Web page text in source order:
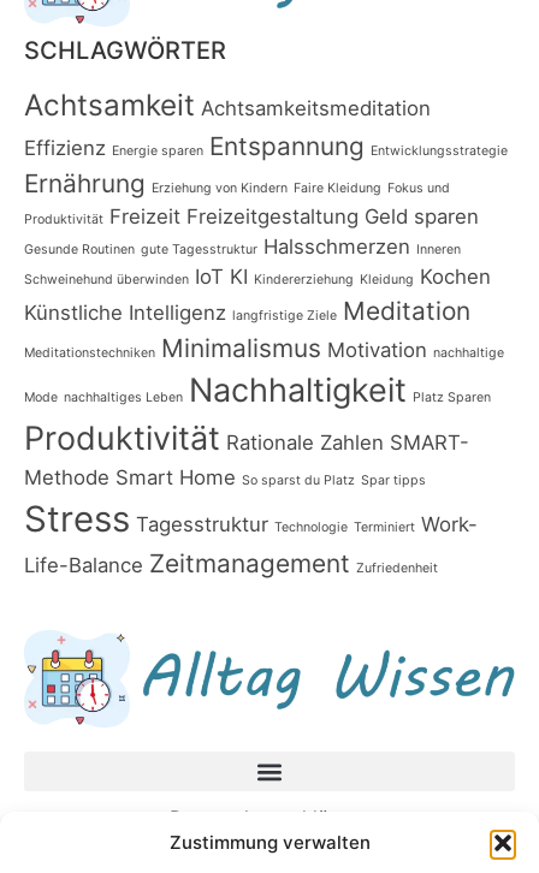
Zustimmung verwalten
SCHLAGWÖRTER
Achtsamkeit Achtsamkeitsmeditation
Effizienz Energie sparen Entspannung Entwicklungsstrategie
Ernährung Erziehung von Kindern Faire Kleidung Fokus und
Produktivität Freizeit Freizeitgestaltung Geld sparen
Gesunde Routinen gute Tagesstruktur Halsschmerzen Inneren
Schweinehund überwinden IoT KI Kindererziehung Kleidung Kochen
Künstliche Intelligenz langfristige Ziele Meditation
Meditationstechniken Minimalismus Motivation nachhaltige
Mode nachhaltiges Leben Nachhaltigkeit Platz Sparen
Produktivität Rationale Zahlen SMART-
Methode Smart Home So sparst du Platz Spar tipps
Stress Tagesstruktur Technologie Terminiert Work-
Life-Balance Zeitmanagement Zufriedenheit
Datenschutzerklärung
Impressum